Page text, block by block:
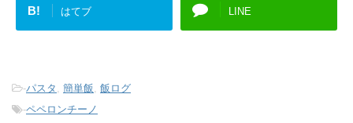
B! はてブ LINE
-パスタ 簡単飯 飯ログ
-ペペロンチーノ